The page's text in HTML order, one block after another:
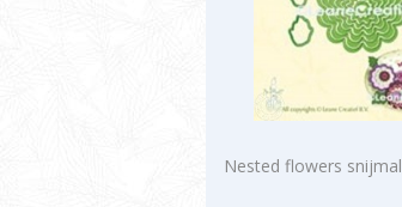
Nested flowers snijmal